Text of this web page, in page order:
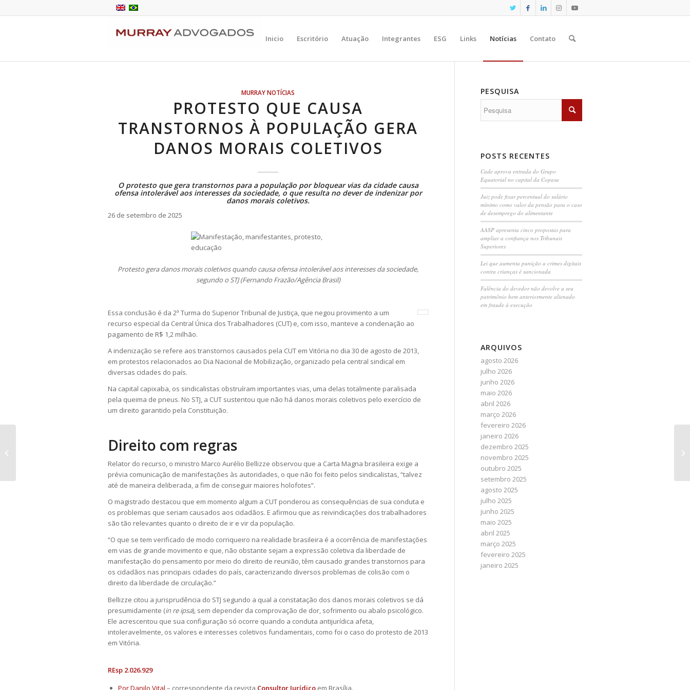
Inicio Escritório Atuação Integrantes ESG Links Notícias Contato
MURRAY NOTÍCIAS
PROTESTO QUE CAUSA
TRANSTORNOS À POPULAÇÃO GERA
DANOS MORAIS COLETIVOS
O protesto que gera transtornos para a população por bloquear vias da cidade causa
ofensa intolerável aos interesses da sociedade, o que resulta no dever de indenizar por
danos morais coletivos.
26 de setembro de 2025
Protesto gera danos morais coletivos quando causa ofensa intolerável aos interesses da sociedade,
segundo o STJ (Fernando Frazão/Agência Brasil)
Essa conclusão é da 2ª Turma do Superior Tribunal de Justiça, que negou provimento a um
recurso especial da Central Única dos Trabalhadores (CUT) e, com isso, manteve a condenação ao
pagamento de R$ 1,2 milhão.
A indenização se refere aos transtornos causados pela CUT em Vitória no dia 30 de agosto de 2013,
em protestos relacionados ao Dia Nacional de Mobilização, organizado pela central sindical em
diversas cidades do país.
Na capital capixaba, os sindicalistas obstruíram importantes vias, uma delas totalmente paralisada
pela queima de pneus. No STJ, a CUT sustentou que não há danos morais coletivos pelo exercício de
um direito garantido pela Constituição.
Direito com regras
Relator do recurso, o ministro Marco Aurélio Bellizze observou que a Carta Magna brasileira exige a
prévia comunicação de manifestações às autoridades, o que não foi feito pelos sindicalistas, “talvez
até de maneira deliberada, a fim de conseguir maiores holofotes”.
O magistrado destacou que em momento algum a CUT ponderou as consequências de sua conduta e
os problemas que seriam causados aos cidadãos. E afirmou que as reivindicações dos trabalhadores
são tão relevantes quanto o direito de ir e vir da população.
“O que se tem verificado de modo corriqueiro na realidade brasileira é a ocorrência de manifestações
em vias de grande movimento e que, não obstante sejam a expressão coletiva da liberdade de
manifestação do pensamento por meio do direito de reunião, têm causado grandes transtornos para
os cidadãos nas principais cidades do país, caracterizando diversos problemas de colisão com o
direito da liberdade de circulação.”
Bellizze citou a jurisprudência do STJ segundo a qual a constatação dos danos morais coletivos se dá
presumidamente (in re ipsa), sem depender da comprovação de dor, sofrimento ou abalo psicológico.
Ele acrescentou que sua configuração só ocorre quando a conduta antijurídica afeta,
intoleravelmente, os valores e interesses coletivos fundamentais, como foi o caso do protesto de 2013
em Vitória.
REsp 2.026.929
Por Danilo Vital – correspondente da revista Consultor Jurídico em Brasília.
PESQUISA
POSTS RECENTES
Cade aprova entrada do Grupo
Equatorial no capital da Copasa
Juiz pode fixar percentual do salário
mínimo como valor da pensão para o caso
de desemprego do alimentante
AASP apresenta cinco propostas para
ampliar a confiança nos Tribunais
Superiores
Lei que aumenta punição a crimes digitais
contra crianças é sancionada
Falência do devedor não devolve a seu
patrimônio bem anteriormente alienado
em fraude à execução
ARQUIVOS
agosto 2026
julho 2026
junho 2026
maio 2026
abril 2026
março 2026
fevereiro 2026
janeiro 2026
dezembro 2025
novembro 2025
outubro 2025
setembro 2025
agosto 2025
julho 2025
junho 2025
maio 2025
abril 2025
março 2025
fevereiro 2025
janeiro 2025
TJ-SP valida lei municipal sobre